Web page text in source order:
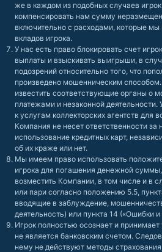
же в каждом из подобных случаев
компенсировать нам сумму
включительно с расходами, которые
вкладов игрока.
У нас есть право блокировать счет
выплаты и взыскивать выигрыши, в
подозрений относительно того, что
произведено мошенническим
известить соответствующие органы о
платежами и незаконной деятельности.
к услугам коллекторских агентств для
Компания не несет ответственности за
использование кредитных карт,
об их краже или нет.
Мы имеем право использовать
игрока для погашения денежной
возместить Компании, в том числе и в
или пари согласно положению 5.5,
вводящие в заблуждение,
деятельность) или пункта 14 («Ошибки
Игрок полностью осознает и принимает
не является банковским счетом.
нему не действуют методы